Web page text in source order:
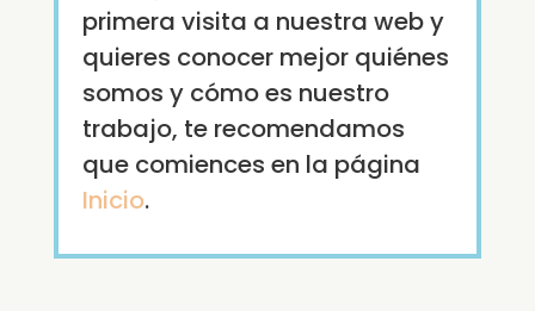
primera visita a nuestra web y
quieres conocer mejor quiénes
somos y cómo es nuestro
trabajo, te recomendamos
que comiences en la página
Inicio.